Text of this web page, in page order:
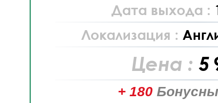
Дата выхода :
Локализация :
Цена : 5
+ 180